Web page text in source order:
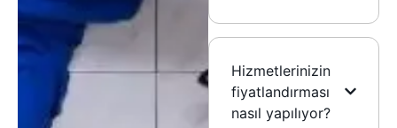
Hizmetlerinizin
fiyatlandırması
nasıl yapılıyor?